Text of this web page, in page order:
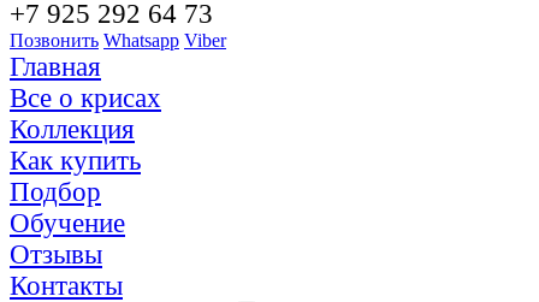
+7 925 292 64 73
Позвонить Whatsapp Viber
Главная
Все о крисах
Коллекция
Как купить
Подбор
Обучение
Отзывы
Контакты